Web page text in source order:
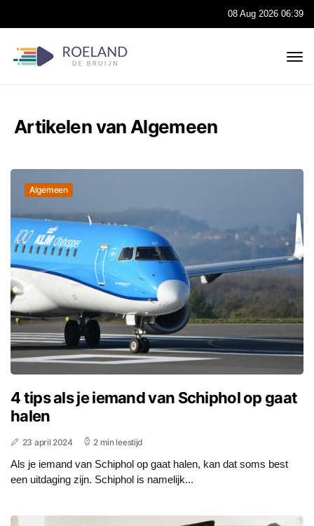
08 Aug 2026 06:39
Artikelen van Algemeen
Algemeen
4 tips als je iemand van Schiphol op gaat
halen
23 april 2024 2 min leestijd
Als je iemand van Schiphol op gaat halen, kan dat soms best
een uitdaging zijn. Schiphol is namelijk...